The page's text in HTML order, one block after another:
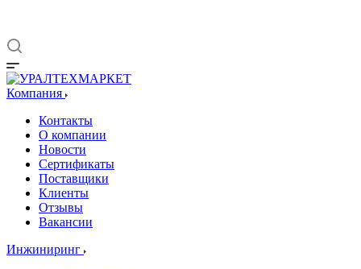
Компания
Контакты
О компании
Новости
Сертификаты
Поставщики
Клиенты
Отзывы
Вакансии
Инжиниринг